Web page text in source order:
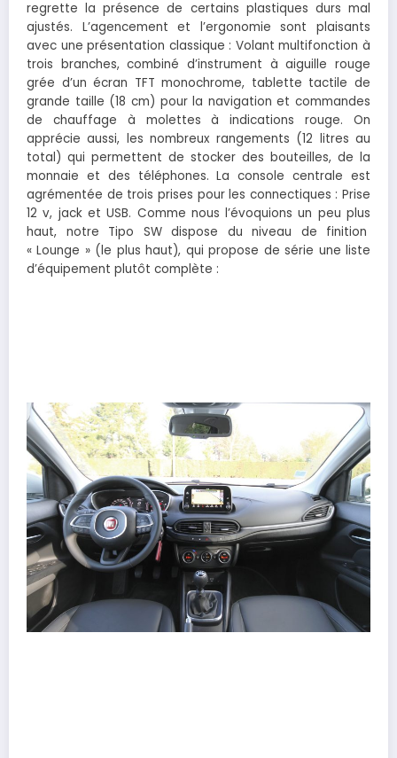
regrette la présence de certains plastiques durs mal
ajustés. L’agencement et l’ergonomie sont plaisants
avec une présentation classique : Volant multifonction à
trois branches, combiné d’instrument à aiguille rouge
grée d’un écran TFT monochrome, tablette tactile de
grande taille (18 cm) pour la navigation et commandes
de chauffage à molettes à indications rouge. On
apprécie aussi, les nombreux rangements (12 litres au
total) qui permettent de stocker des bouteilles, de la
monnaie et des téléphones. La console centrale est
agrémentée de trois prises pour les connectiques : Prise
12 v, jack et USB. Comme nous l’évoquions un peu plus
haut, notre Tipo SW dispose du niveau de finition
« Lounge » (le plus haut), qui propose de série une liste
d’équipement plutôt complète :